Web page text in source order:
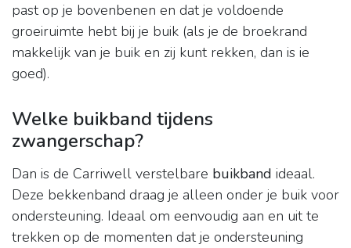
past op je bovenbenen en dat je voldoende
groeiruimte hebt bij je buik (als je de broekrand
makkelijk van je buik en zij kunt rekken, dan is ie
goed).
Welke buikband tijdens
zwangerschap?
Dan is de Carriwell verstelbare buikband ideaal.
Deze bekkenband draag je alleen onder je buik voor
ondersteuning. Ideaal om eenvoudig aan en uit te
trekken op de momenten dat je ondersteuning